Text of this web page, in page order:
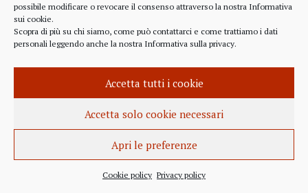
possibile modificare o revocare il consenso attraverso la nostra Informativa
sui cookie.
Scopra di più su chi siamo, come può contattarci e come trattiamo i dati
personali leggendo anche la nostra Informativa sulla privacy.
Accetta tutti i cookie
Accetta solo cookie necessari
Apri le preferenze
Cookie policy Privacy policy
INFORMAZIONE 27 APRILE 2022
Istanza per l’abrogazione
dell’obbligo vaccinale al Governo
Italiano e alla Commissione Europea
Europea per l’abrogazione della normativa